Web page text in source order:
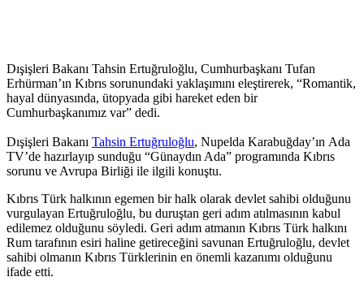
Dışişleri Bakanı Tahsin Ertuğruloğlu, Cumhurbaşkanı Tufan
Erhürman’ın Kıbrıs sorunundaki yaklaşımını eleştirerek, “Romantik,
hayal dünyasında, ütopyada gibi hareket eden bir
Cumhurbaşkanımız var” dedi.
Dışişleri Bakanı Tahsin Ertuğruloğlu, Nupelda Karabuğday’ın Ada
TV’de hazırlayıp sunduğu “Günaydın Ada” programında Kıbrıs
sorunu ve Avrupa Birliği ile ilgili konuştu.
Kıbrıs Türk halkının egemen bir halk olarak devlet sahibi olduğunu
vurgulayan Ertuğruloğlu, bu duruştan geri adım atılmasının kabul
edilemez olduğunu söyledi. Geri adım atmanın Kıbrıs Türk halkını
Rum tarafının esiri haline getireceğini savunan Ertuğruloğlu, devlet
sahibi olmanın Kıbrıs Türklerinin en önemli kazanımı olduğunu
ifade etti.